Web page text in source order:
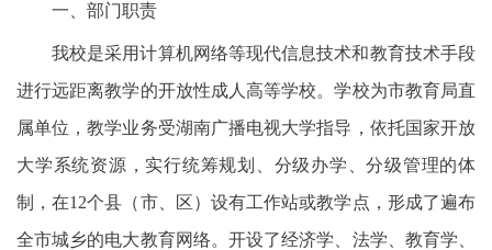
一、部门职责
我校是采用计算机网络等现代信息技术和教育技术手段
进行远距离教学的开放性成人高等学校。学校为市教育局直
属单位，教学业务受湖南广播电视大学指导，依托国家开放
大学系统资源，实行统筹规划、分级办学、分级管理的体
制，在12个县（市、区）设有工作站或教学点，形成了遍布
全市城乡的电大教育网络。开设了经济学、法学、教育学、